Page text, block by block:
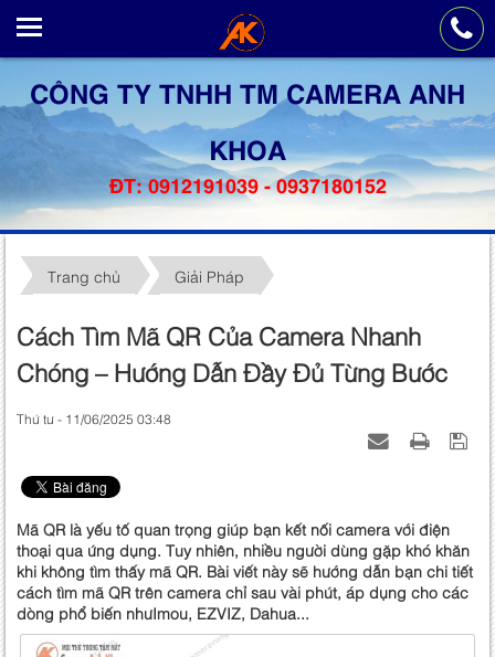
CÔNG TY TNHH TM CAMERA ANH
KHOA
ĐT: 0912191039 - 0937180152
Trang chủ Giải Pháp
Cách Tìm Mã QR Của Camera Nhanh
Chóng – Hướng Dẫn Đầy Đủ Từng Bước
Thứ tư - 11/06/2025 03:48
Mã QR là yếu tố quan trọng giúp bạn kết nối camera với điện
thoại qua ứng dụng. Tuy nhiên, nhiều người dùng gặp khó khăn
khi không tìm thấy mã QR. Bài viết này sẽ hướng dẫn bạn chi tiết
cách tìm mã QR trên camera chỉ sau vài phút, áp dụng cho các
dòng phổ biến nhưImou, EZVIZ, Dahua...